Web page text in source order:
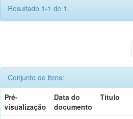
Resultado 1-1 de 1.
Conjunto de itens:
Pré-
visualização
Data do
documento
Título